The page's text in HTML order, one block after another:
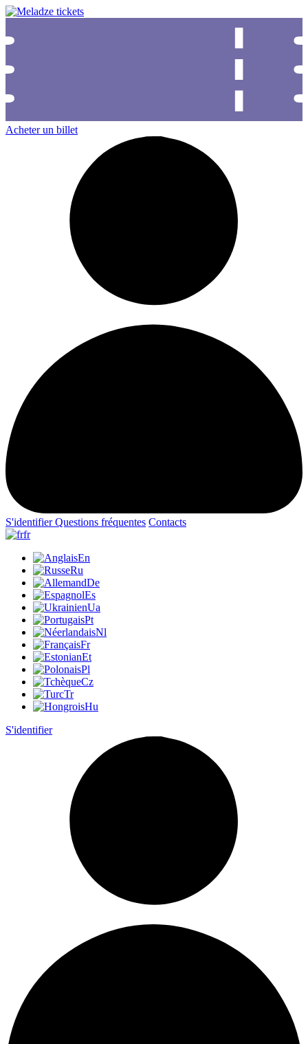
Acheter un billet
S'identifierQuestions fréquentes Contacts
fr
En
Ru
De
Es
Ua
Pt
Nl
Fr
Et
Pl
Cz
Tr
Hu
S'identifier